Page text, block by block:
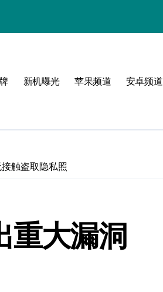
新机曝光 苹果频道 安卓频道
触盗取隐私照
重大漏洞